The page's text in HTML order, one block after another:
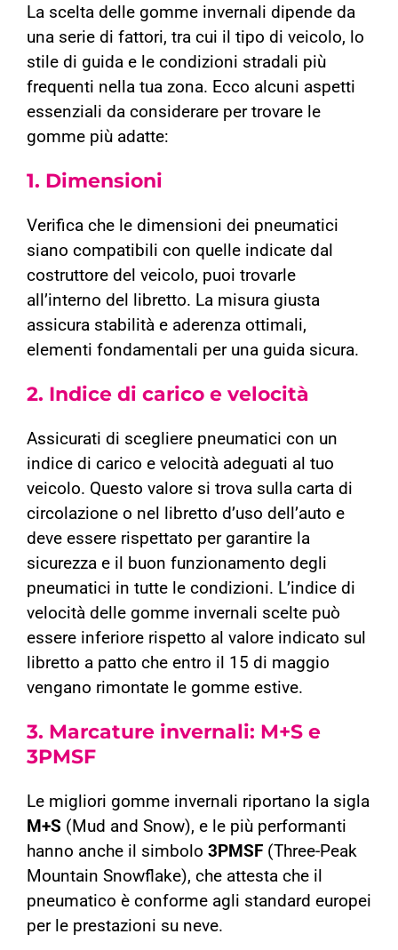
La scelta delle gomme invernali dipende da
una serie di fattori, tra cui il tipo di veicolo, lo
stile di guida e le condizioni stradali più
frequenti nella tua zona. Ecco alcuni aspetti
essenziali da considerare per trovare le
gomme più adatte:
1. Dimensioni
Verifica che le dimensioni dei pneumatici
siano compatibili con quelle indicate dal
costruttore del veicolo, puoi trovarle
all’interno del libretto. La misura giusta
assicura stabilità e aderenza ottimali,
elementi fondamentali per una guida sicura.
2. Indice di carico e velocità
Assicurati di scegliere pneumatici con un
indice di carico e velocità adeguati al tuo
veicolo. Questo valore si trova sulla carta di
circolazione o nel libretto d’uso dell’auto e
deve essere rispettato per garantire la
sicurezza e il buon funzionamento degli
pneumatici in tutte le condizioni. L’indice di
velocità delle gomme invernali scelte può
essere inferiore rispetto al valore indicato sul
libretto a patto che entro il 15 di maggio
vengano rimontate le gomme estive.
3. Marcature invernali: M+S e
3PMSF
Le migliori gomme invernali riportano la sigla
M+S (Mud and Snow), e le più performanti
hanno anche il simbolo 3PMSF(Three-Peak
Mountain Snowflake), che attesta che il
pneumatico è conforme agli standard europei
per le prestazioni su neve.